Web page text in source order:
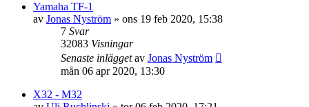
Yamaha TF-1
av Jonas Nyström » ons 19 feb 2020, 15:38
7 Svar
32083 Visningar
Senaste inläggetav Jonas Nyström
mån 06 apr 2020, 13:30
X32 - M32